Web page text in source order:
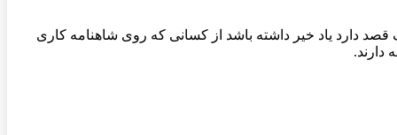
آخرش خوش است: در این کتاب مولف قصد دارد یاد خیر داشته باشد از کسانی که روی شاهنامه کاری
دارند.